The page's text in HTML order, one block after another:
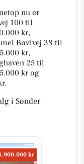
nu er
100 til
kr,
Bøvlvej 38 til
kr,
25 til
kr og
i Sønder
kr